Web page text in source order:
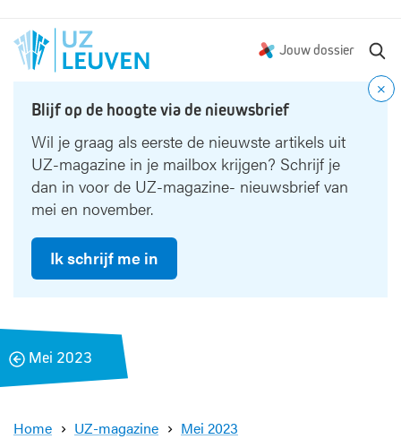
Jouw dossier
e
Blijf op de hoogte via de nieuwsbrief
Wil je graag als eerste de nieuwste artikels uit
UZ-magazine in je mailbox krijgen? Schrijf je
dan in voor de UZ-magazine- nieuwsbrief van
mei en november.
Ik schrijf me in
B
a
k
Mei 2023
Home UZ-magazine Mei 2023